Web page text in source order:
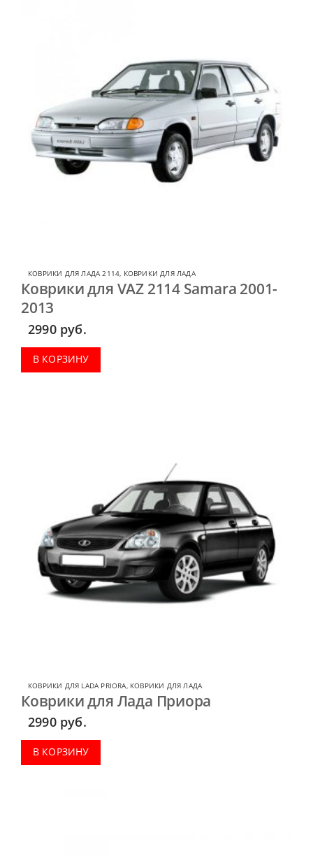
КОВРИКИ ДЛЯ ЛАДА 2114, КОВРИКИ ДЛЯ ЛАДА
Коврики для VAZ 2114 Samara 2001-
2013
2990 руб.
В КОРЗИНУ
КОВРИКИ ДЛЯ LADA PRIORA КОВРИКИ ДЛЯ ЛАДА
Коврики для Лада Приора
2990 руб.
В КОРЗИНУ